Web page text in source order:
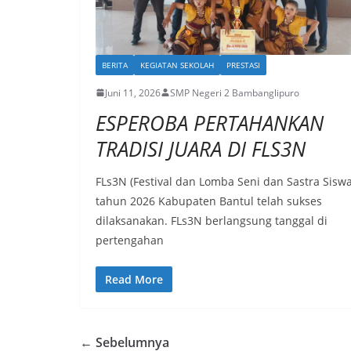
BERITA KEGIATAN SEKOLAH PRESTASI
Juni 11, 2026 SMP Negeri 2 Bambanglipuro
ESPEROBA PERTAHANKAN
TRADISI JUARA DI FLS3N
FLs3N (Festival dan Lomba Seni dan Sastra
tahun 2026 Kabupaten Bantul telah sukses
dilaksanakan. FLs3N berlangsung tanggal di
pertengahan
Read More
← Sebelumnya